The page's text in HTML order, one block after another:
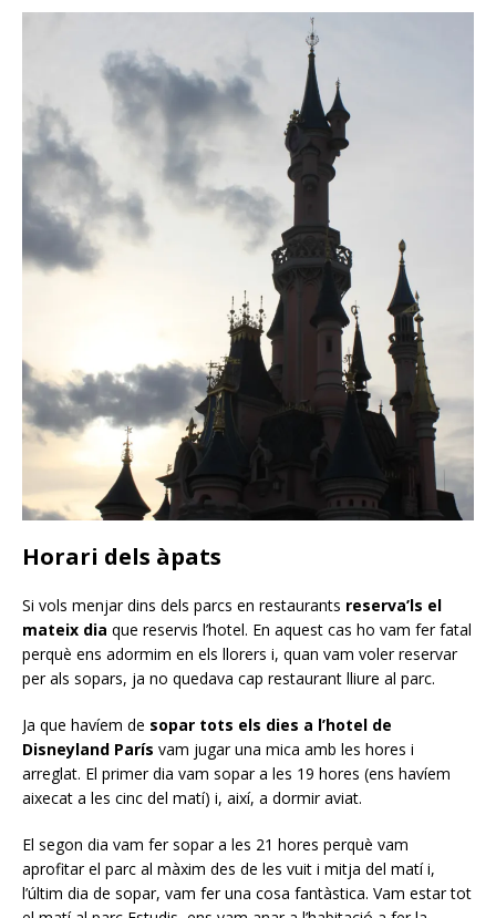
Horari dels àpats
Si vols menjar dins dels parcs en restaurants reserva’ls el
mateix dia que reservis l’hotel. En aquest cas ho vam fer fatal
perquè ens adormim en els llorers i, quan vam voler reservar
per als sopars, ja no quedava cap restaurant lliure al parc.
Ja que havíem de sopar tots els dies a l’hotel de
Disneyland París vam jugar una mica amb les hores i
arreglat. El primer dia vam sopar a les 19 hores (ens havíem
aixecat a les cinc del matí) i, així, a dormir aviat.
El segon dia vam fer sopar a les 21 hores perquè vam
aprofitar el parc al màxim des de les vuit i mitja del matí i,
l’últim dia de sopar, vam fer una cosa fantàstica. Vam estar tot